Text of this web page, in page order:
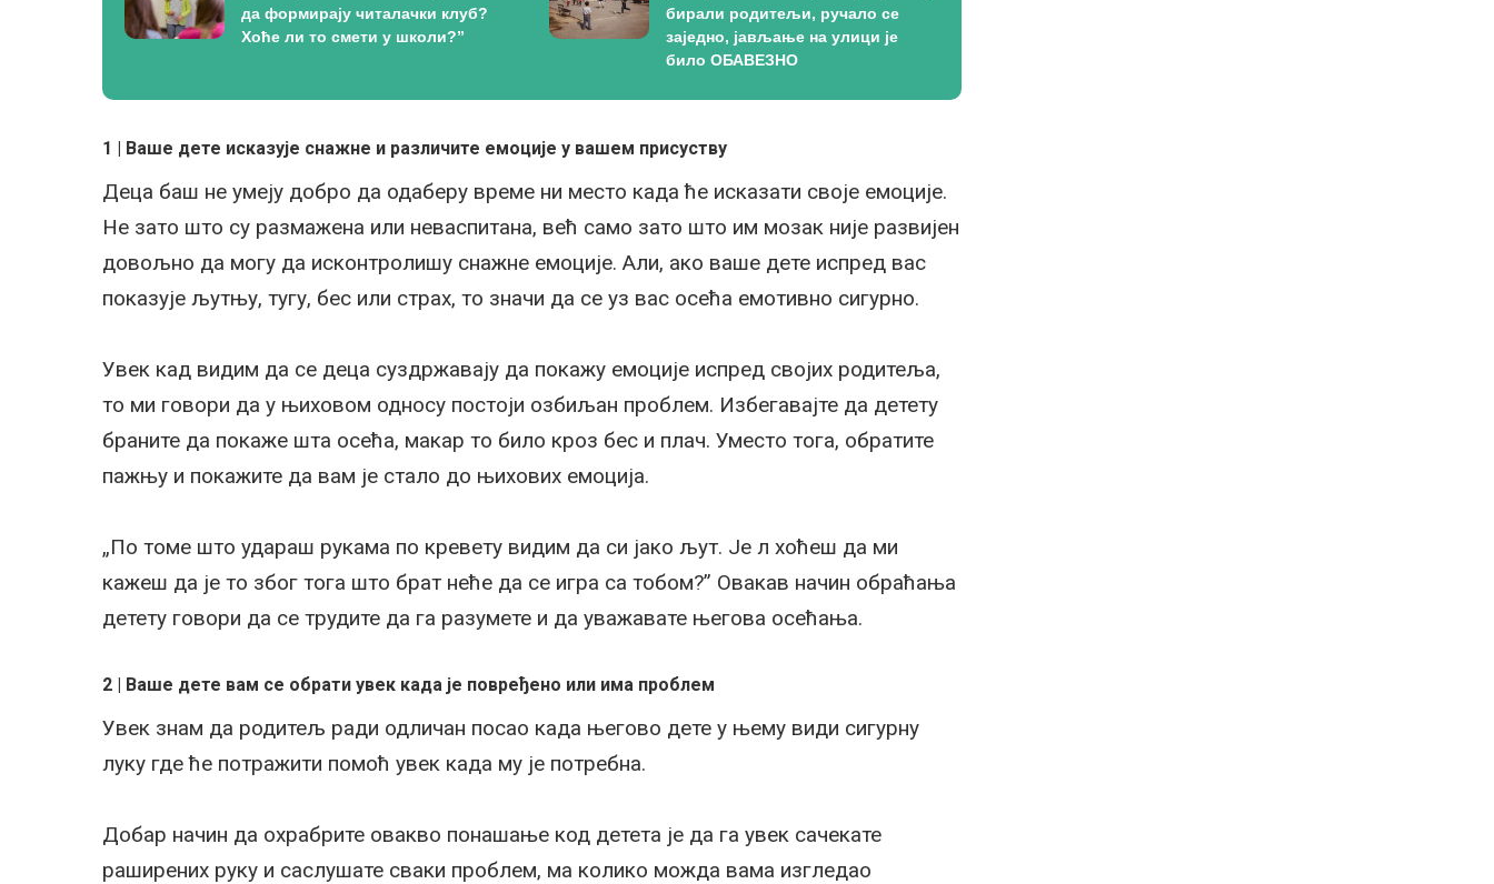
да формирају читалачки клуб?
Хоће ли то смети у школи?”
бирали родитељи, ручало се
заједно, јављање на улици је
било ОБАВЕЗНО
1 | Ваше дете исказује снажне и различите емоције у вашем присуству
Деца баш не умеју добро да одаберу време ни место када ће исказати своје емоције.
Не зато што су размажена или неваспитана, већ само зато што им мозак није развијен
довољно да могу да исконтролишу снажне емоције. Али, ако ваше дете испред вас
показује љутњу, тугу, бес или страх, то значи да се уз вас осећа емотивно сигурно.
Увек кад видим да се деца суздржавају да покажу емоције испред својих родитеља,
то ми говори да у њиховом односу постоји озбиљан проблем. Избегавајте да детету
браните да покаже шта осећа, макар то било кроз бес и плач. Уместо тога, обратите
пажњу и покажите да вам је стало до њихових емоција.
„По томе што удараш рукама по кревету видим да си јако љут. Је л хоћеш да ми
кажеш да је то због тога што брат неће да се игра са тобом?” Овакав начин обраћања
детету говори да се трудите да га разумете и да уважавате његова осећања.
2 | Ваше дете вам се обрати увек када је повређено или има проблем
Увек знам да родитељ ради одличан посао када његово дете у њему види сигурну
луку где ће потражити помоћ увек када му је потребна.
Добар начин да охрабрите овакво понашање код детета је да га увек сачекате
раширених руку и саслушате сваки проблем, ма колико можда вама изгледао